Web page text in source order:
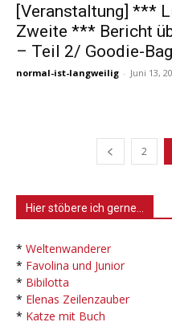
[Veranstaltung] ***
Zweite *** Bericht
– Teil 2/ Goodie-Bag
normal-ist-langweilig - Juni 13,
2
Hier stöbere ich gerne…
* Weltenwanderer
* Favolina und Junior
* Bibilotta
* Elenas Zeilenzauber
* Katze mit Buch